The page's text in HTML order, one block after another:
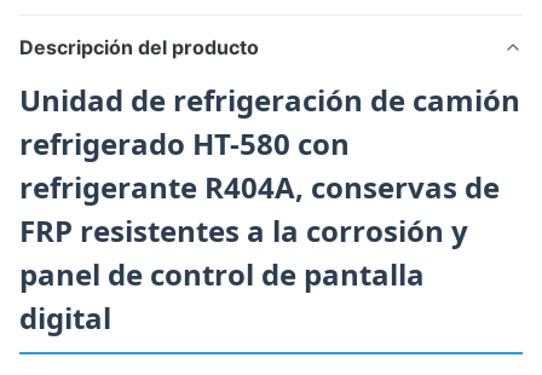
Descripción del producto
Unidad de refrigeración de camión
refrigerado HT-580 con
refrigerante R404A, conservas de
FRP resistentes a la corrosión y
panel de control de pantalla
digital